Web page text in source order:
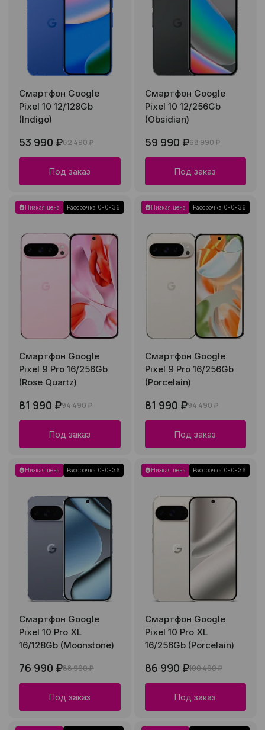
Смартфон Google
Pixel 10 12/128Gb
(Indigo)
53 990 ₽62 490 ₽
Под заказ
Смартфон Google
Pixel 10 12/256Gb
(Obsidian)
59 990 ₽68 990 ₽
Под заказ
Низкая цена Рассрочка 0-0-36
Смартфон Google
Pixel 9 Pro 16/256Gb
(Rose Quartz)
81 990 ₽94 490 ₽
Под заказ
Низкая цена Рассрочка 0-0-36
Смартфон Google
Pixel 9 Pro 16/256Gb
(Porcelain)
81 990 ₽94 490 ₽
Под заказ
Низкая цена Рассрочка 0-0-36
Смартфон Google
Pixel 10 Pro XL
16/128Gb (Moonstone)
76 990 ₽88 990 ₽
Под заказ
Низкая цена Рассрочка 0-0-36
Смартфон Google
Pixel 10 Pro XL
16/256Gb (Porcelain)
86 990 ₽100 490 ₽
Под заказ